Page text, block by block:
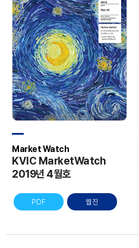
Market Watch
KVIC MarketWatch
2019년 4월호
PDF 웹진